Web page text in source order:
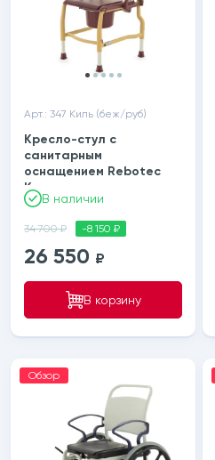
Арт.: 347 Киль (беж/руб)
Кресло-стул с
санитарным
оснащением Rebotec
Киль
В наличии
34 700 ₽ -8 150 ₽
26 550 ₽
В корзину
Обзор